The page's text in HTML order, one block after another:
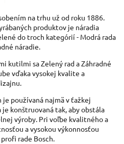
na trhu už od roku 1886.
produktov je náradia
do troch kategórií- Modrá rada
náradie.
kutilmi saZelený radaZáhradné
vďakavysokej kvalite a
.
je používaná najmäv ťažkej
je konštruovaná tak,abyobstála
výroby. Pri voľbe kvalitnéhoa
avysokou výkonnosťou
profi rade Bosch.